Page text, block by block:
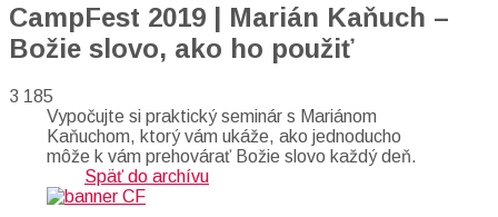
CampFest 2019 | Marián Kaňuch –
Božie slovo, ako ho použiť
3 185
Vypočujte si praktický seminár s Mariánom
Kaňuchom, ktorý vám ukáže, ako jednoducho
môže k vám prehovárať Božie slovo každý deň.
Späť do archívu